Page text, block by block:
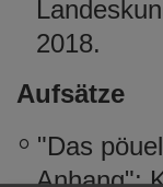
2018.
Aufsätze
"Das
Anhang":